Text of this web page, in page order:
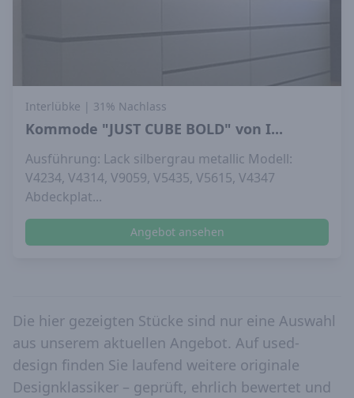
Interlübke | 31% Nachlass
Kommode "JUST CUBE BOLD" von I...
Ausführung: Lack silbergrau metallic Modell:
V4234, V4314, V9059, V5435, V5615, V4347
Abdeckplat...
Angebot ansehen
Die hier gezeigten Stücke sind nur eine Auswahl
aus unserem aktuellen Angebot. Auf used-
design finden Sie laufend weitere originale
Designklassiker – geprüft, ehrlich bewertet und